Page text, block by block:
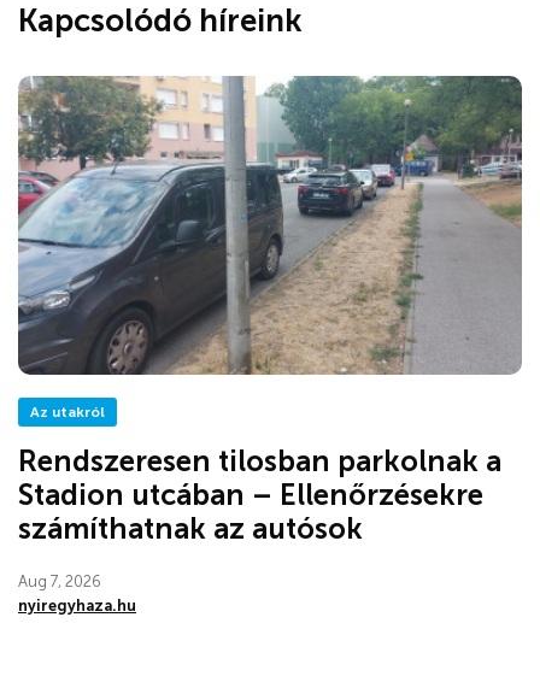
Kapcsolódó híreink
Az utakról
Rendszeresen tilosban parkolnak a
Stadion utcában – Ellenőrzésekre
számíthatnak az autósok
Aug 7, 2026
nyiregyhaza.hu